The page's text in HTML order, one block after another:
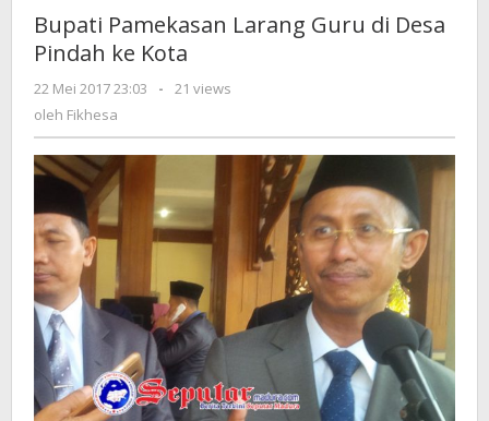
Larang
Guru
Bupati Pamekasan Larang Guru di Desa
Pindah ke Kota
22 Mei 2017 23:03
oleh
-
21 views
oleh Fikhesa